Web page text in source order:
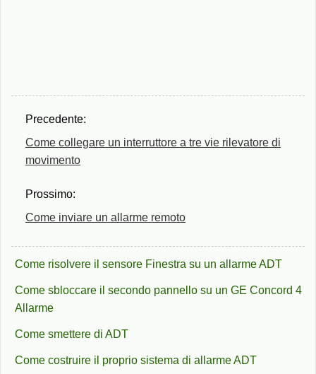
Precedente:
Come collegare un interruttore a tre vie rilevatore di
movimento
Prossimo:
Come inviare un allarme remoto
Come risolvere il sensore Finestra su un allarme ADT
Come sbloccare il secondo pannello su un GE Concord 4
Allarme
Come smettere di ADT
Come costruire il proprio sistema di allarme ADT